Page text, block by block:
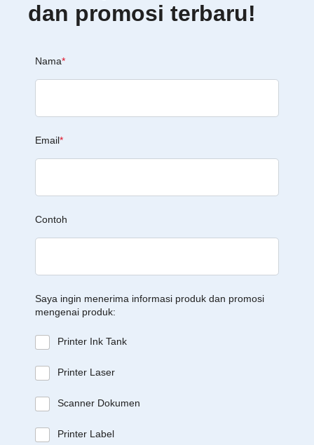
dan promosi terbaru!
Nama*
Email*
Contoh
Saya ingin menerima informasi produk dan promosi
mengenai produk:
Printer Ink Tank
Printer Laser
Scanner Dokumen
Printer Label